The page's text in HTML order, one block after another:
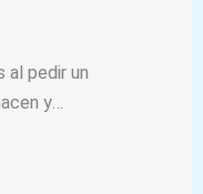
al pedir un
y…